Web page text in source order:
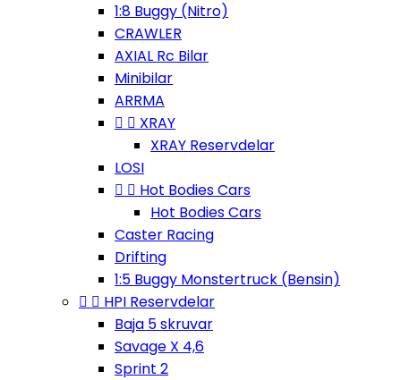
1:8 Buggy (Nitro)
CRAWLER
AXIAL Rc Bilar
Minibilar
ARRMA
  XRAY
XRAY Reservdelar
LOSI
  Hot Bodies Cars
Hot Bodies Cars
Caster Racing
Drifting
1:5 Buggy Monstertruck (Bensin)
  HPI Reservdelar
Baja 5 skruvar
Savage X 4,6
Sprint 2